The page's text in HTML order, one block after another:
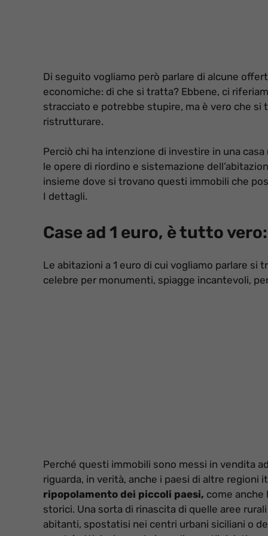
Di seguito vogliamo però parlare di alcune
economiche: di che si tratta? Ebbene, ci
stracciato e potrebbe stupire, ma è vero che
ristrutturare.
Perciò chi ha intenzione di investire in una
le opere di riordino e sistemazione
insieme dove si trovano questi immobili che
I dettagli.
Case ad 1 euro, è tutto
Le abitazioni a 1 euro di cui vogliamo parlare si
celebre per monumenti, spiagge incantevoli,
Perché questi immobili sono messi in vendita
riguarda, in verità, anche i paesi di altre
ripopolamento dei piccoli paesi, come anche
storici. Una sorta di rinascita di quelle aree
abitanti, spostatisi nei centri urbani siciliani o